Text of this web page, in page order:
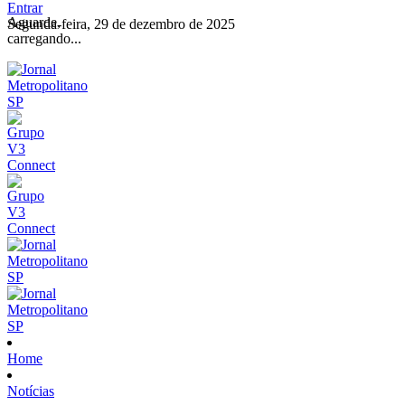
Aguarde,
carregando...
Entrar
Segunda-feira, 29 de dezembro de 2025
Home
Notícias